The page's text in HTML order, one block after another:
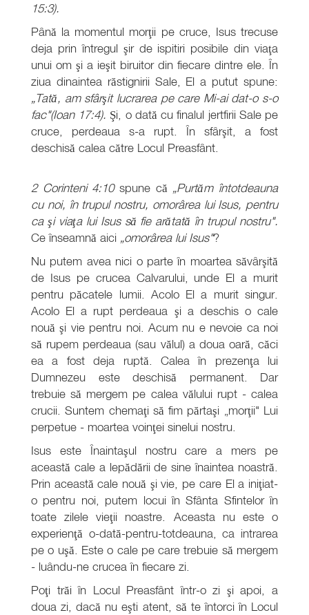
15:3).
Până la momentul morţii pe cruce, Isus trecuse
deja prin întregul şir de ispitiri posibile din viaţa
unui om şi a ieşit biruitor din fiecare dintre ele. În
ziua dinaintea răstignirii Sale, El a putut spune:
„Tată, am sfârşit lucrarea pe care Mi-ai dat-o s-o
fac"(Ioan 17:4). Şi, o dată cu finalul jertfirii Sale pe
cruce, perdeaua s-a rupt. În sfârşit, a fost
deschisă calea către Locul Preasfânt.
2 Corinteni 4:10 spune că „Purtăm întotdeauna
cu noi, în trupul nostru, omorârea lui Isus, pentru
ca şi viaţa lui Isus să fie arătată în trupul nostru".
Ce înseamnă aici „omorârea lui Isus"?
Nu putem avea nici o parte în moartea săvârşită
de Isus pe crucea Calvarului, unde El a murit
pentru păcatele lumii. Acolo El a murit singur.
Acolo El a rupt perdeaua şi a deschis o cale
nouă şi vie pentru noi. Acum nu e nevoie ca noi
să rupem perdeaua (sau vălul) a doua oară, căci
ea a fost deja ruptă. Calea în prezenţa lui
Dumnezeu este deschisă permanent. Dar
trebuie să mergem pe calea vălului rupt - calea
crucii. Suntem chemaţi să fim părtaşi „morţii" Lui
perpetue - moartea voinţei sinelui nostru.
Isus este Înaintaşul nostru care a mers pe
această cale a lepădării de sine înaintea noastră.
Prin această cale nouă şi vie, pe care El a iniţiat-
o pentru noi, putem locui în Sfânta Sfintelor în
toate zilele vieţii noastre. Aceasta nu este o
experienţă o-dată-pentru-totdeauna, ca intrarea
pe o uşă. Este o cale pe care trebuie să mergem
- luându-ne crucea în fiecare zi.
Poţi trăi în Locul Preasfânt într-o zi şi apoi, a
doua zi, dacă nu eşti atent, să te întorci în Locul